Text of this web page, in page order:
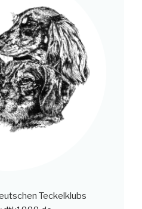
Teckelklubs